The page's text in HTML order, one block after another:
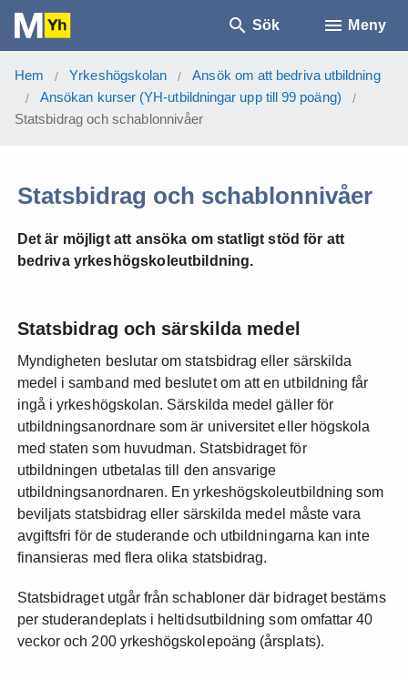
Sök Meny
Hem / Yrkeshögskolan / Ansök om att bedriva utbildning
/ Ansökan kurser (YH-utbildningar upp till 99 poäng) /
Statsbidrag och schablonnivåer
Statsbidrag och schablonnivåer
Det är möjligt att ansöka om statligt stöd för att
bedriva yrkeshögskoleutbildning.
Statsbidrag och särskilda medel
Myndigheten beslutar om statsbidrag eller särskilda
medel i samband med beslutet om att en utbildning får
ingå i yrkeshögskolan. Särskilda medel gäller för
utbildningsanordnare som är universitet eller högskola
med staten som huvudman. Statsbidraget för
utbildningen utbetalas till den ansvarige
utbildningsanordnaren. En yrkeshögskoleutbildning som
beviljats statsbidrag eller särskilda medel måste vara
avgiftsfri för de studerande och utbildningarna kan inte
finansieras med flera olika statsbidrag.
Statsbidraget utgår från schabloner där bidraget bestäms
per studerandeplats i heltidsutbildning som omfattar 40
veckor och 200 yrkeshögskolepoäng (årsplats).